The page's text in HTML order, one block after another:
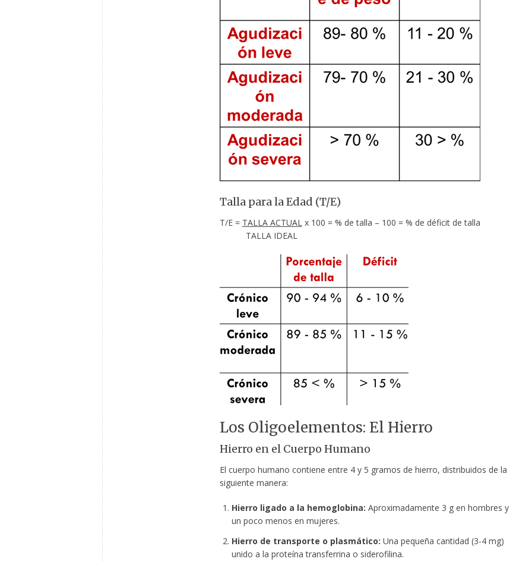
Talla para la Edad (T/E)
T/E = TALLA ACTUALx 100 = % de talla – 100 = % de déficit de talla
TALLA IDEAL
Los Oligoelementos: El Hierro
Hierro en el Cuerpo Humano
El cuerpo humano contiene entre 4 y 5 gramos de hierro, distribuidos de la
siguiente manera:
Hierro ligado a la hemoglobina: Aproximadamente 3 g en hombres y
un poco menos en mujeres.
Hierro de transporte o plasmático: Una pequeña cantidad (3-4 mg)
unido a la proteína transferrina o siderofilina.